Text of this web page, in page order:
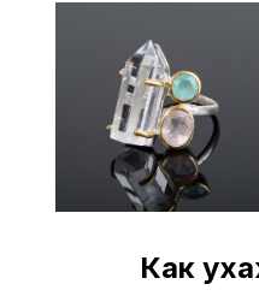
Как